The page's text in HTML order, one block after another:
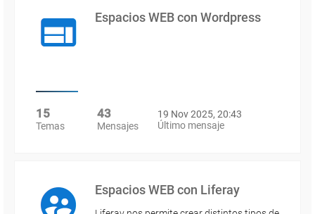
Espacios WEB con Wordpress
15
Temas
43
Mensajes
19 Nov 2025, 20:43
Último mensaje
Espacios WEB con Liferay